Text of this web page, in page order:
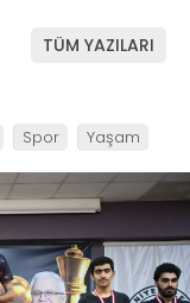
TÜM YAZILARI
Spor Yaşam